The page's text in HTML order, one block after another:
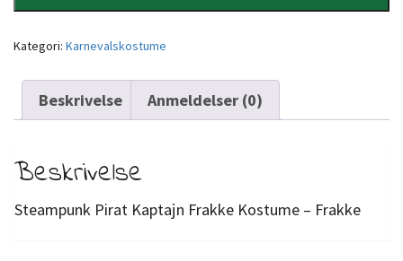
Kategori: Karnevalskostume
Beskrivelse Anmeldelser (0)
Beskrivelse
Steampunk Pirat Kaptajn Frakke Kostume – Frakke